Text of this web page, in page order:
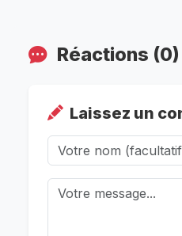
Réactions (0)
Laissez un